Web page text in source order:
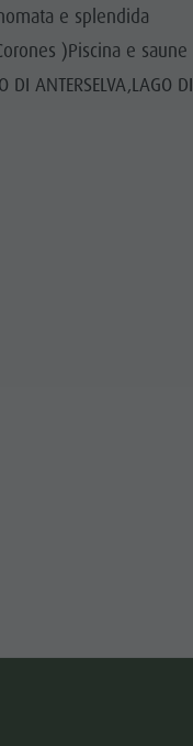
e splendida
)Piscina e saune
ANTERSELVA,LAGO DI